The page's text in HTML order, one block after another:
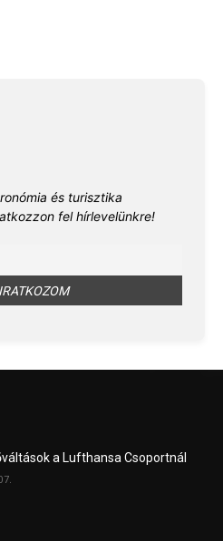
és turisztika
fel hírlevelünkre!
a Lufthansa Csoportnál